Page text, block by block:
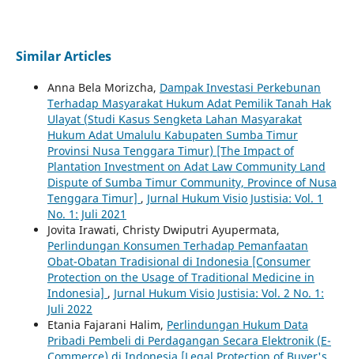
Similar Articles
Anna Bela Morizcha, Dampak Investasi Perkebunan
Terhadap Masyarakat Hukum Adat Pemilik Tanah Hak
Ulayat (Studi Kasus Sengketa Lahan Masyarakat
Hukum Adat Umalulu Kabupaten Sumba Timur
Provinsi Nusa Tenggara Timur) [The Impact of
Plantation Investment on Adat Law Community Land
Dispute of Sumba Timur Community, Province of Nusa
Tenggara Timur] , Jurnal Hukum Visio Justisia: Vol. 1
No. 1: Juli 2021
Jovita Irawati, Christy Dwiputri Ayupermata,
Perlindungan Konsumen Terhadap Pemanfaatan
Obat-Obatan Tradisional di Indonesia [Consumer
Protection on the Usage of Traditional Medicine in
Indonesia] , Jurnal Hukum Visio Justisia: Vol. 2 No. 1:
Juli 2022
Etania Fajarani Halim, Perlindungan Hukum Data
Pribadi Pembeli di Perdagangan Secara Elektronik (E-